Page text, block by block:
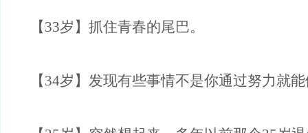
【33岁】抓住青春的尾巴。
【34岁】发现有些事情不是你通过努力就